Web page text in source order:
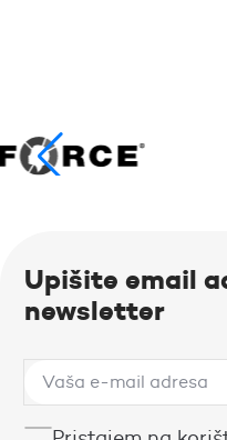
Upišite email
newsletter